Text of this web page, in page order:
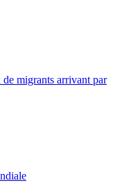
migrants arrivant par